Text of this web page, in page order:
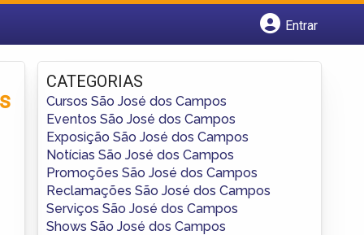
Entrar
Fazer login
Criar conta
CATEGORIAS
Cursos São José dos Campos
Eventos São José dos Campos
Exposição São José dos Campos
Notícias São José dos Campos
Promoções São José dos Campos
Reclamações São José dos Campos
Serviços São José dos Campos
Shows São José dos Campos